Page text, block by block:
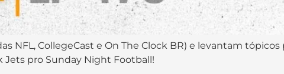
NFL, CollegeCast e On The Clock BR) e levantam tópicos
Jets pro Sunday Night Football!